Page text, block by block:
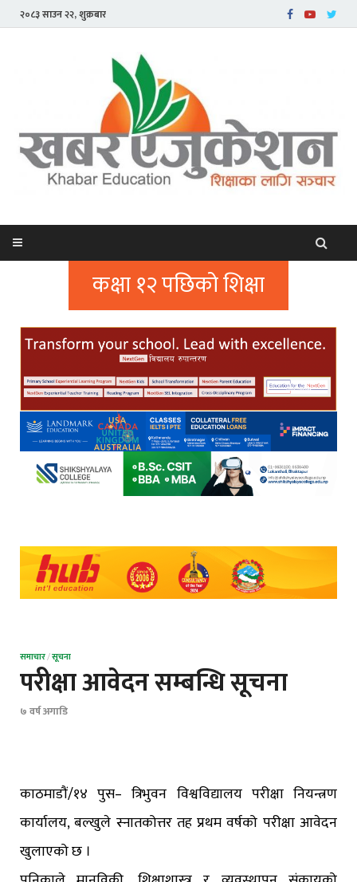
२०८३ साउन २२, शुक्रबार
कक्षा १२ पछिको शिक्षा
समाचार/सूचना
परीक्षा आवेदन सम्बन्धि सूचना
७ वर्ष अगाडि
काठमाडौं/१४ पुस– त्रिभुवन विश्वविद्यालय परीक्षा नियन्त्रण
कार्यालय, बल्खुले स्नातकोत्तर तह प्रथम वर्षको परीक्षा आवेदन
खुलाएको छ ।